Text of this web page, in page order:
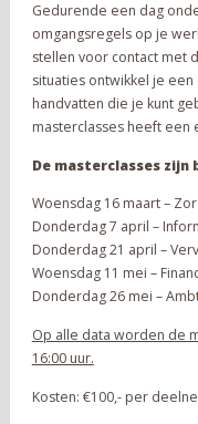
Gedurende een dag
omgangsregels op je
stellen voor contact met
situaties ontwikkel je
handvatten die je kunt
masterclasses heeft een
De masterclasses zijn
Woensdag 16 maart –
Donderdag 7 april –
Donderdag 21 april –
Woensdag 11 mei –
Donderdag 26 mei –
Op alle data worden de
16:00 uur.
Kosten: €100,- per